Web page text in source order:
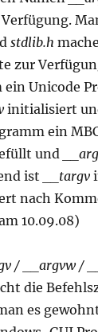
stdlib.h
zur
ein Unicode
initialisiert
ein
und
ist
__targv
nach
10.09.08)
/ __argvw /
die
es